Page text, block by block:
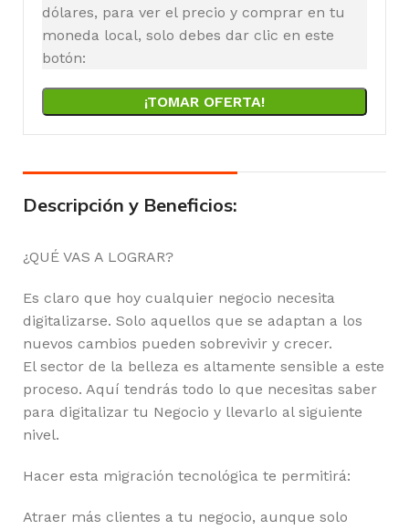
dólares, para ver el precio y comprar en tu
moneda local, solo debes dar clic en este
botón:
¡TOMAR OFERTA!
Descripción y Beneficios:
¿QUÉ VAS A LOGRAR?
Es claro que hoy cualquier negocio necesita
digitalizarse. Solo aquellos que se adaptan a los
nuevos cambios pueden sobrevivir y crecer.
El sector de la belleza es altamente sensible a este
proceso. Aquí tendrás todo lo que necesitas saber
para digitalizar tu Negocio y llevarlo al siguiente
nivel.
Hacer esta migración tecnológica te permitirá:
Atraer más clientes a tu negocio, aunque solo